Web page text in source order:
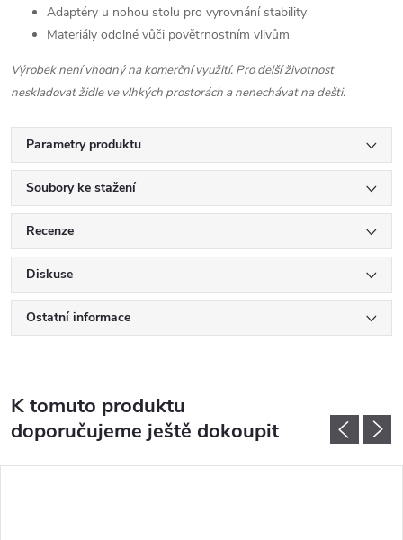
Adaptéry u nohou stolu pro vyrovnání stability
Materiály odolné vůči povětrnostním vlivům
Výrobek není vhodný na komerční využití. Pro delší životnost
neskladovat židle ve vlhkých prostorách a nenechávat na dešti.
Parametry produktu
Soubory ke stažení
Recenze
Diskuse
Ostatní informace
K tomuto produktu
doporučujeme ještě dokoupit